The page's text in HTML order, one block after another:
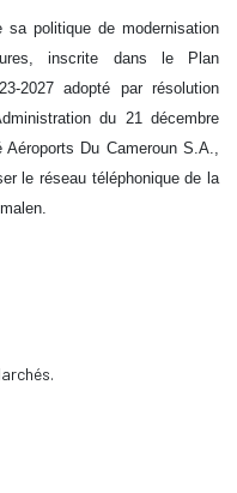
politique de modernisation
inscrite dans le Plan
2027 adopté par résolution
du 21 décembre
Du Cameroun S.A.,
le réseau téléphonique de la